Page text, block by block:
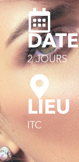
DATE
2 JOURS
LIEU
ITC